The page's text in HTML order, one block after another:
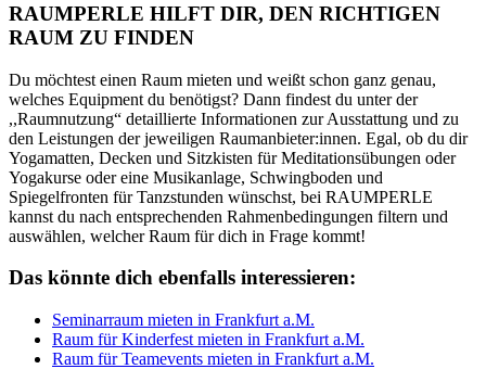
RAUMPERLE HILFT DIR, DEN RICHTIGEN
RAUM ZU FINDEN
Du möchtest einen Raum mieten und weißt schon ganz genau,
welches Equipment du benötigst? Dann findest du unter der
,,Raumnutzung“ detaillierte Informationen zur Ausstattung und zu
den Leistungen der jeweiligen Raumanbieter:innen. Egal, ob du dir
Yogamatten, Decken und Sitzkisten für Meditationsübungen oder
Yogakurse oder eine Musikanlage, Schwingboden und
Spiegelfronten für Tanzstunden wünschst, bei RAUMPERLE
kannst du nach entsprechenden Rahmenbedingungen filtern und
auswählen, welcher Raum für dich in Frage kommt!
Das könnte dich ebenfalls interessieren:
Seminarraum mieten in Frankfurt a.M.
Raum für Kinderfest mieten in Frankfurt a.M.
Raum für Teamevents mieten in Frankfurt a.M.